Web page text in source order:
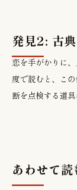
発見2: 古
恋を手がかりに
度で読むと、こ
断を点検する道具
あわせて読